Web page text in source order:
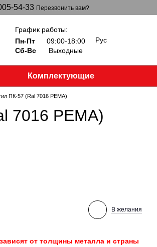
54-33 Перезвонить вам?
График работы:
Пн-Пт
09:00-18:00
Сб-Вс
Выходные
Рус
Комплектующие
ПК-57 (Ral 7016 PEMA)
7016 PEMA)
В желания
от толщины металла и страны